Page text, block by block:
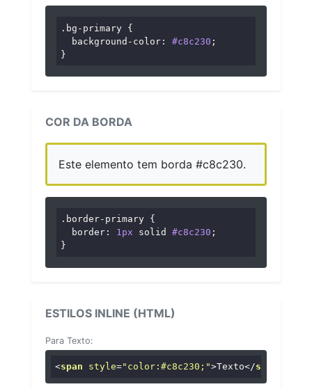
.bg-primary {
background-color : #c8c230 ;
}
COR DA BORDA
Este elemento tem borda #c8c230.
.border-primary {
border : 1px solid #c8c230 ;
}
ESTILOS INLINE (HTML)
Para Texto:
<span style="color:#c8c230;">Texto</span